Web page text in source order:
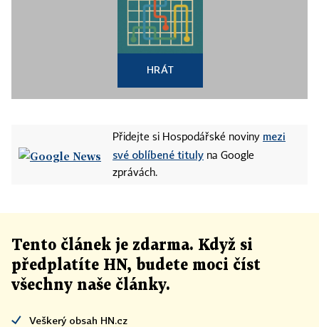
HRÁT
Přidejte si Hospodářské noviny mezi
své oblíbené tituly na Google
zprávách.
Tento článek je zdarma. Když si
předplatíte HN, budete moci číst
všechny naše články.
Veškerý obsah HN.cz